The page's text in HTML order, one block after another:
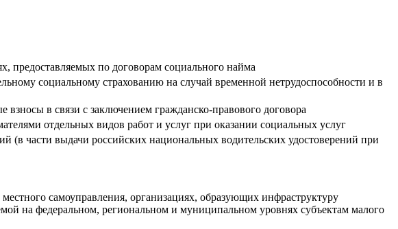
по договорам социального найма
социальному страхованию на случай временной нетрудоспособности и в
взносы в связи с заключением гражданско-правового договора
отдельных видов работ и услуг при оказании социальных услуг
(в части выдачи российских национальных водительских удостоверений при
самоуправления, организациях, образующих инфраструктуру
на федеральном, региональном и муниципальном уровнях субъектам малого